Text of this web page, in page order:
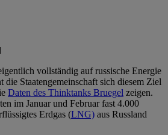
vollständig auf russische Energie
die Staatengemeinschaft sich diesem Ziel
Daten des Thinktanks Bruegel zeigen.
im Januar und Februar fast 4.000
Erdgas (LNG) aus Russland